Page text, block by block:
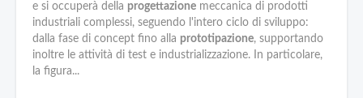
e si occuperà della progettazione meccanica di prodotti
industriali complessi, seguendo l'intero ciclo di sviluppo:
dalla fase di concept fino alla prototipazione, supportando
inoltre le attività di test e industrializzazione. In particolare,
la figura...